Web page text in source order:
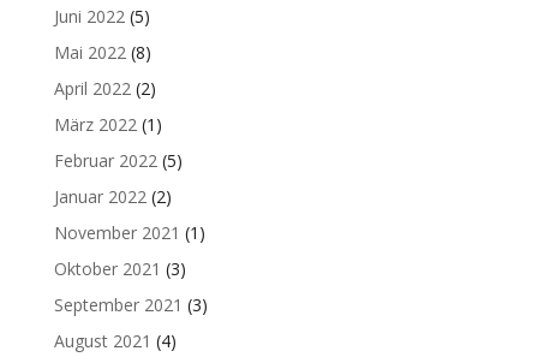
Juni 2022 (5)
Mai 2022 (8)
April 2022 (2)
März 2022 (1)
Februar 2022 (5)
Januar 2022 (2)
November 2021 (1)
Oktober 2021 (3)
September 2021 (3)
August 2021 (4)